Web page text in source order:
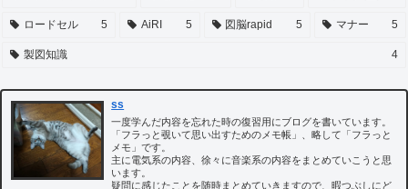
ロードセル 5 AiRI 5 図脳rapid 5 マナー 5
製図知識 4
ss
一度学んだ内容を忘れた時の復習用にブログを書いています。
「フラっと覗いて思い出すためのメモ帳」、略して「フラっと
メモ」です。
主に電気系の内容、徐々に音楽系の内容をまとめていこうと思
います。
疑問に感じたことを随時まとめていきますので、暇つぶしにど